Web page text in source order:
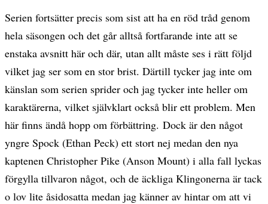
Serien fortsätter precis som sist att ha en röd tråd genom
hela säsongen och det går alltså fortfarande inte att se
enstaka avsnitt här och där, utan allt måste ses i rätt följd
vilket jag ser som en stor brist. Därtill tycker jag inte om
känslan som serien sprider och jag tycker inte heller om
karaktärerna, vilket självklart också blir ett problem. Men
här finns ändå hopp om förbättring. Dock är den något
yngre Spock (Ethan Peck) ett stort nej medan den nya
kaptenen Christopher Pike (Anson Mount) i alla fall lyckas
förgylla tillvaron något, och de äckliga Klingonerna är tack
o lov lite åsidosatta medan jag känner av hintar om att vi